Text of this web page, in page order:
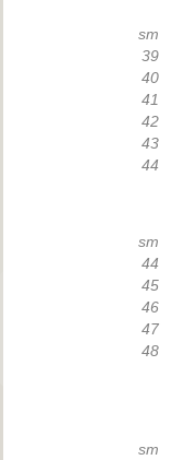
sm
39
40
41
42
43
44
sm
44
45
46
47
48
sm